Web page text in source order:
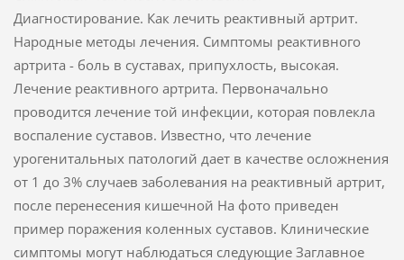
Диагностирование. Как лечить реактивный артрит.
Народные методы лечения. Симптомы реактивного
артрита - боль в суставах, припухлость, высокая.
Лечение реактивного артрита. Первоначально
проводится лечение той инфекции, которая повлекла
воспаление суставов. Известно, что лечение
урогенитальных патологий дает в качестве осложнения
от 1 до 3% случаев заболевания на реактивный артрит,
после перенесения кишечной На фото приведен
пример поражения коленных суставов. Клинические
симптомы могут наблюдаться следующие Заглавное